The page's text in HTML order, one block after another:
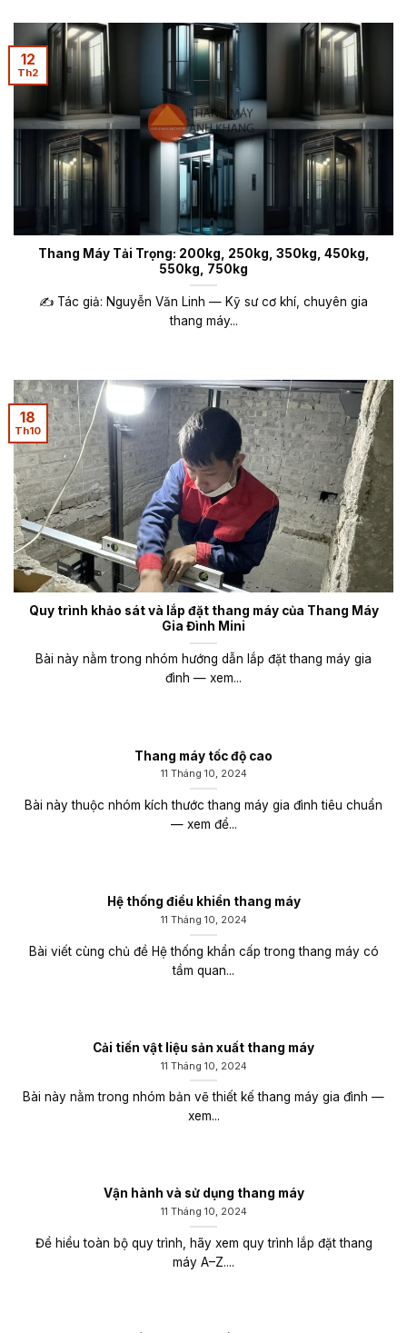
Thang Máy Tải Trọng: 200kg, 250kg, 350kg, 450kg,
550kg, 750kg
✍️ Tác giả: Nguyễn Văn Linh — Kỹ sư cơ khí, chuyên gia
thang máy...
12
Th2
Quy trình khảo sát và lắp đặt thang máy của Thang Máy
Gia Đình Mini
Bài này nằm trong nhóm hướng dẫn lắp đặt thang máy gia
đình — xem...
18
Th10
Thang máy tốc độ cao
11 Tháng 10, 2024
Bài này thuộc nhóm kích thước thang máy gia đình tiêu chuẩn
— xem để...
Hệ thống điều khiển thang máy
11 Tháng 10, 2024
Bài viết cùng chủ đề Hệ thống khẩn cấp trong thang máy có
tầm quan...
Cải tiến vật liệu sản xuất thang máy
11 Tháng 10, 2024
Bài này nằm trong nhóm bản vẽ thiết kế thang máy gia đình —
xem...
Vận hành và sử dụng thang máy
11 Tháng 10, 2024
Để hiểu toàn bộ quy trình, hãy xem quy trình lắp đặt thang
máy A–Z....